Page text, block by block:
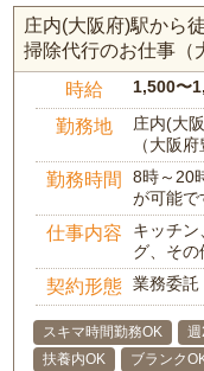
庄内(大阪府)駅から
掃除代行のお仕事（
時給 1,500〜
勤務地
庄内(大
（大阪
勤務時間
8時～20
が可能で
仕事内容
キッチ
グ、その
契約形態 業務委託
スキマ時間勤務OK
扶養内OK
ブランク